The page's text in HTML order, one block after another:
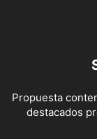
Propuesta
destacados